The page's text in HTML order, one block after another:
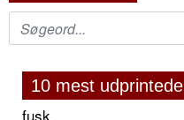
10 mest udprintede
fusk